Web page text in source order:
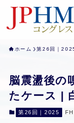
ホーム 第26回｜
脳震盪後の
たケース |
第26回｜2025